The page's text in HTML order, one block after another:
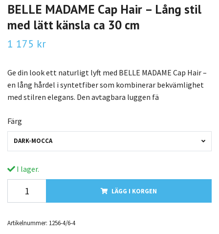
BELLE MADAME Cap Hair – Lång stil
med lätt känsla ca 30 cm
1 175 kr
Ge din look ett naturligt lyft med BELLE MADAME Cap Hair –
en lång hårdel i syntetfiber som kombinerar bekvämlighet
med stilren elegans. Den avtagbara luggen fä
Färg
DARK-MOCCA
I lager.
LÄGG I KORGEN
Artikelnummer: 1256-4/6-4